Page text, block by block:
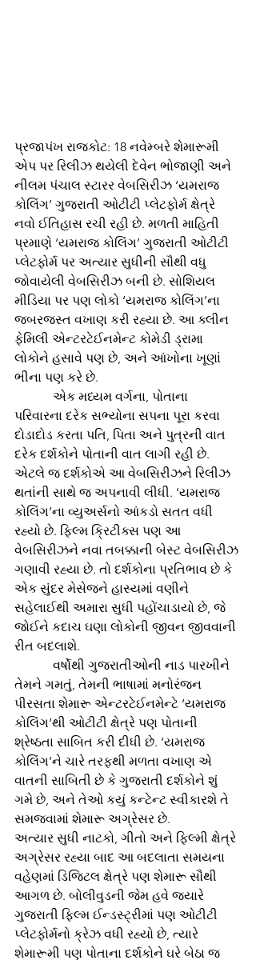
પ્રજાપંખ રાજકોટ: 18 નવેમ્બરે શેમારૂમી
એપ પર રિલીઝ થયેલી દેવેન ભોજાણી અને
નીલમ પંચાલ સ્ટારર વેબસિરીઝ ‘યમરાજ
કોલિંગ’ ગુજરાતી ઓટીટી પ્લેટફોર્મ ક્ષેત્રે
નવો ઈતિહાસ રચી રહી છે. મળતી માહિતી
પ્રમાણે ‘યમરાજ કોલિંગ’ ગુજરાતી ઓટીટી
પ્લેટફોર્મ પર અત્યાર સુધીની સૌથી વધુ
જોવાયેલી વેબસિરીઝ બની છે. સોશિયલ
મીડિયા પર પણ લોકો ‘યમરાજ કોલિંગ’ના
જબરજસ્ત વખાણ કરી રહ્યા છે. આ ક્લીન
ફેમિલી એન્ટરટેઈનમેન્ટ કોમેડી ડ્રામા
લોકોને હસાવે પણ છે, અને આંખોના ખૂણાં
ભીના પણ કરે છે.
પરિવારના દરેક સભ્યોના સપના પૂરા કરવા
દોડાદોડ કરતા પતિ, પિતા અને પુત્રની વાત
દરેક દર્શકોને પોતાની વાત લાગી રહી છે.
એટલે જ દર્શકોએ આ વેબસિરીઝને રિલીઝ
થતાંની સાથે જ અપનાવી લીધી. ‘યમરાજ
કોલિંગ’ના વ્યુઅર્સનો આંકડો સતત વધી
રહ્યો છે. ફિલ્મ ક્રિટીક્સ પણ આ
વેબસિરીઝને નવા તબક્કાની બેસ્ટ વેબસિરીઝ
ગણાવી રહ્યા છે. તો દર્શકોના પ્રતિભાવ છે કે
એક સુંદર મેસેજને હાસ્યમાં વણીને
સહેલાઈથી અમારા સુધી પહોંચાડાયો છે, જે
જોઈને કદાચ ઘણા લોકોની જીવન જીવવાની
રીત બદલાશે.
તેમને ગમતું, તેમની ભાષામાં મનોરંજન
પીરસતા શેમારૂ એન્ટરટેઈનમેન્ટે ‘યમરાજ
કોલિંગ’થી ઓટીટી ક્ષેત્રે પણ પોતાની
શ્રેષ્ઠતા સાબિત કરી દીધી છે. ‘યમરાજ
કોલિંગ’ને ચારે તરફથી મળતા વખાણ એ
વાતની સાબિતી છે કે ગુજરાતી દર્શકોને શું
ગમે છે, અને તેઓ કયું કન્ટેન્ટ સ્વીકારશે તે
સમજવામાં શેમારૂ અગ્રેસર છે.
અત્યાર સુધી નાટકો, ગીતો અને ફિલ્મી ક્ષેત્રે
અગ્રેસર રહ્યા બાદ આ બદલાતા સમયના
વહેણમાં ડિજિટલ ક્ષેત્રે પણ શેમારૂ સૌથી
આગળ છે. બોલીવુડની જેમ હવે જ્યારે
ગુજરાતી ફિલ્મ ઈન્ડસ્ટ્રીમાં પણ ઓટીટી
પ્લેટફોર્મનો ક્રેઝ વધી રહ્યો છે, ત્યારે
શેમારૂમી પણ પોતાના દર્શકોને ઘરે બેઠા જ